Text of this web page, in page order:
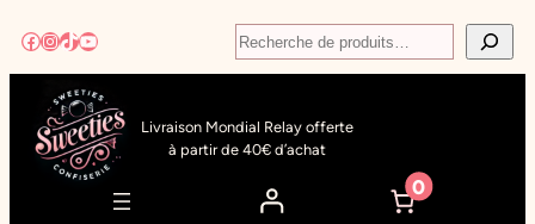
au
contenu
Facebook
Instagram
TikTok
YouTube Recherche
Livraison Mondial Relay offerte
à partir de 40€ d’achat
0